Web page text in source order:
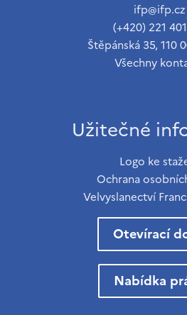
ifp@ifp.cz
(+420) 221
Štěpánská 35, 110
Všechny
Užitečné
Logo ke
Ochrana
Velvyslanectví
Otevírací
Nabídka